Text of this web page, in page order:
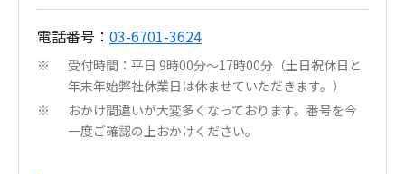
電話番号： 03-6701-3624
※
受付時間：平日 9時00分～17時00分（土日祝休日と
年末年始弊社休業日は休ませていただきます。）
※
おかけ間違いが大変多くなっております。番号を今
一度ご確認の上おかけください。